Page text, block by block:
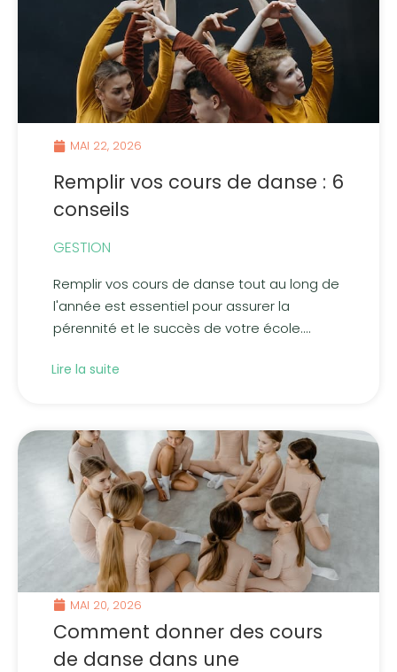
MAI 22, 2026
Remplir vos cours de danse : 6
conseils
GESTION
Remplir vos cours de danse tout au long de
l'année est essentiel pour assurer la
pérennité et le succès de votre école....
Lire la suite
MAI 20, 2026
Comment donner des cours
de danse dans une